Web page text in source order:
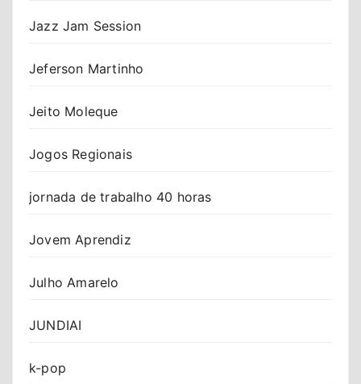
Jazz Jam Session
Jeferson Martinho
Jeito Moleque
Jogos Regionais
jornada de trabalho 40 horas
Jovem Aprendiz
Julho Amarelo
JUNDIAI
k-pop